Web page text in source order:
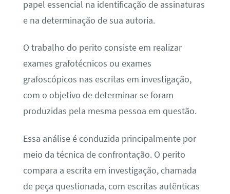
papel essencial na identificação de assinaturas
e na determinação de sua autoria.
O trabalho do perito consiste em realizar
exames grafotécnicos ou exames
grafoscópicos nas escritas em investigação,
com o objetivo de determinar se foram
produzidas pela mesma pessoa em questão.
Essa análise é conduzida principalmente por
meio da técnica de confrontação. O perito
compara a escrita em investigação, chamada
de peça questionada, com escritas autênticas